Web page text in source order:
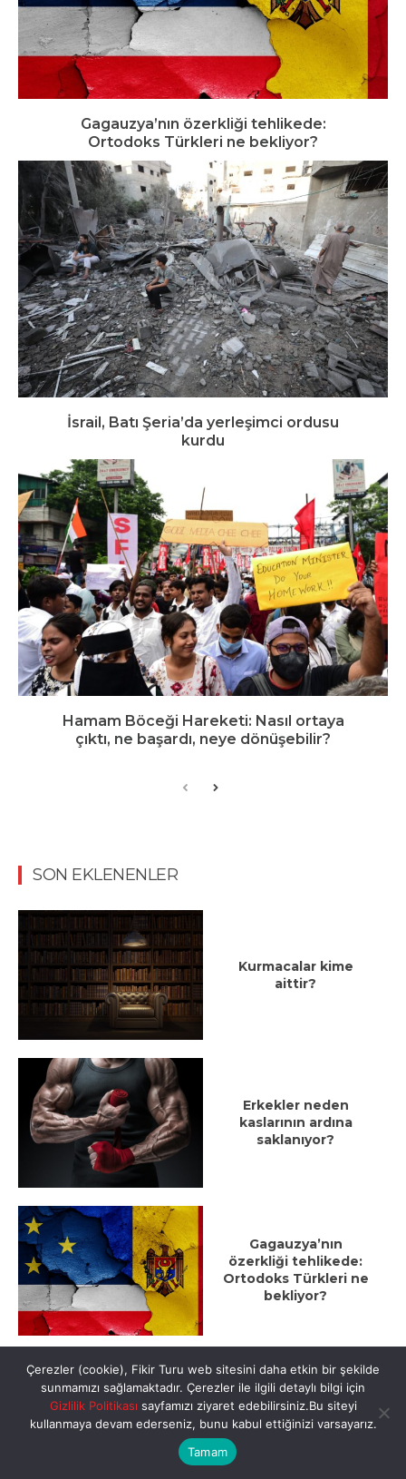
Gagauzya’nın özerkliği tehlikede:
Ortodoks Türkleri ne bekliyor?
İsrail, Batı Şeria’da yerleşimci ordusu
kurdu
Hamam Böceği Hareketi: Nasıl ortaya
çıktı, ne başardı, neye dönüşebilir?
SON EKLENENLER
Kurmacalar kime
aittir?
Erkekler neden
kaslarının ardına
saklanıyor?
Gagauzya’nın
özerkliği tehlikede:
Ortodoks Türkleri ne
bekliyor?
Çin’in yeni gizemli
milyarderleri:
Labubu’dan yapay
Çerezler (cookie), Fikir Turu web sitesini daha etkin bir şekilde
sunmamızı sağlamaktadır. Çerezler ile ilgili detaylı bilgi için
Gizlilik Politikası sayfamızı ziyaret edebilirsiniz.Bu siteyi
kullanmaya devam ederseniz, bunu kabul ettiğinizi varsayarız.
Tamam